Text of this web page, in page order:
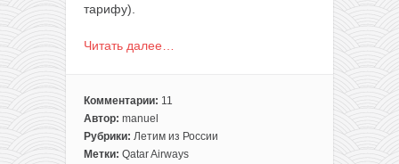
тарифу).
Читать далее…
Комментарии: 11
Автор: manuel
Рубрики: Летим из России
Метки: Qatar Airways